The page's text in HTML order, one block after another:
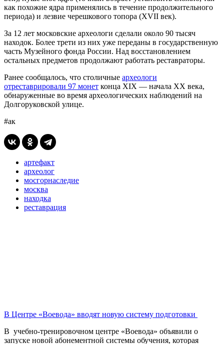
как похожие ядра применялись в течение продолжительного
периода) и лезвие черешкового топора (XVII век).
За 12 лет московские археологи сделали около 90 тысяч
находок. Более трети из них уже переданы в государственную
часть Музейного фонда России. Над восстановлением
остальных предметов продолжают работать реставраторы.
Ранее сообщалось, что столичные археологи
отреставрировали 97 монет конца XIX — начала XX века,
обнаруженные во время археологических наблюдений на
Долгоруковской улице.
#ак
артефакт
археолог
мосгорнаследие
москва
находка
реставрация
В Центре «Воевода» вводят новую систему подготовки
В учебно-тренировочном центре «Воевода» объявили о
запуске новой абонементной системы обучения, которая